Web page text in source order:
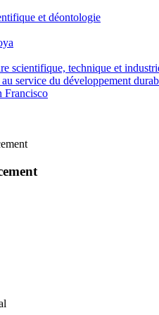
et déontologie
scientifique, technique et
service du développement
Francisco